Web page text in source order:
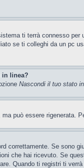
ti terrà connesso per
se ti colleghi da un
in linea?
Nascondi il tuo stato
può essere rigenerata.
correttamente. Se
che hai ricevuto. Se
Quando ti registri ti